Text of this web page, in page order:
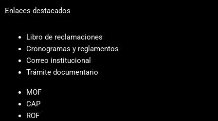
Enlaces destacados
Libro de reclamaciones
Cronogramas y reglamentos
Correo institucional
Trámite documentario
MOF
CAP
ROF